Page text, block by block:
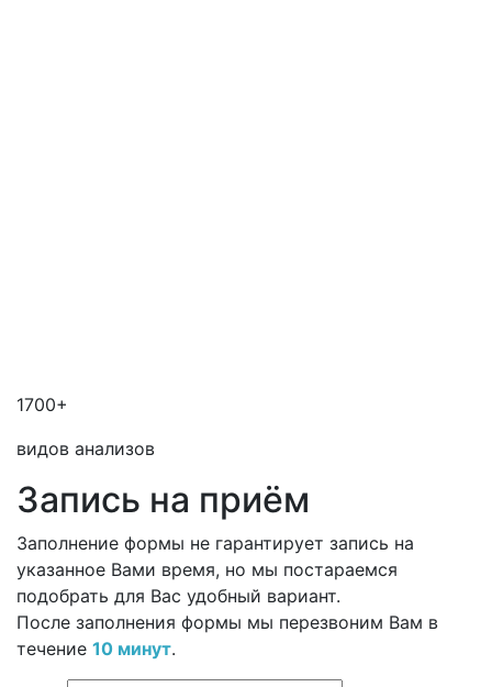
1700+
видов анализов
Запись на приём
Заполнение формы не гарантирует запись на
указанное Вами время, но мы постараемся
подобрать для Вас удобный вариант.
После заполнения формы мы перезвоним Вам в
течение 10 минут.